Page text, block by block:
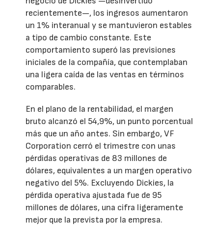
recientemente—, los ingresos aumentaron
un 1% interanual y se mantuvieron estables
a tipo de cambio constante. Este
comportamiento superó las previsiones
iniciales de la compañía, que contemplaban
una ligera caída de las ventas en términos
comparables.
En el plano de la rentabilidad, el margen
bruto alcanzó el 54,9%, un punto porcentual
más que un año antes. Sin embargo, VF
Corporation cerró el trimestre con unas
pérdidas operativas de 83 millones de
dólares, equivalentes a un margen operativo
negativo del 5%. Excluyendo Dickies, la
pérdida operativa ajustada fue de 95
millones de dólares, una cifra ligeramente
mejor que la prevista por la empresa.